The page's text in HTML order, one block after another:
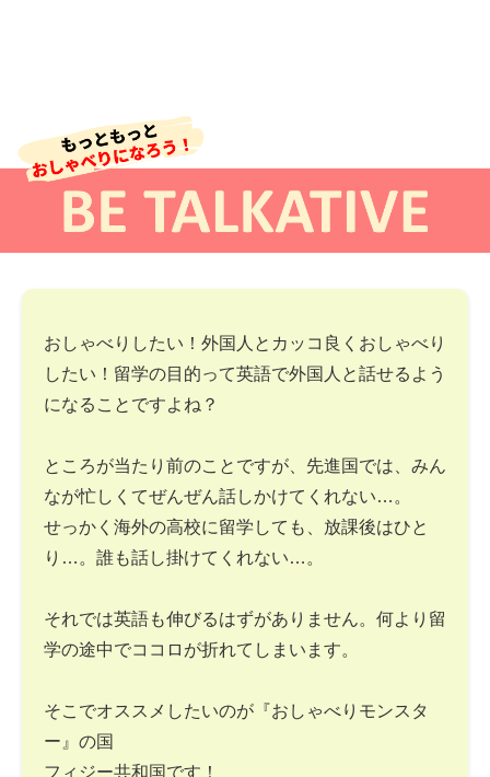
おしゃべりしたい！外国人とカッコ良くおしゃべり
したい！留学の目的って英語で外国人と話せるよう
になることですよね？
ところが当たり前のことですが、先進国では、みん
なが忙しくてぜんぜん話しかけてくれない…。
せっかく海外の高校に留学しても、放課後はひと
り…。誰も話し掛けてくれない…。
それでは英語も伸びるはずがありません。何より留
学の途中でココロが折れてしまいます。
そこでオススメしたいのが『おしゃべりモンスタ
ー』の国
フィジー共和国です！